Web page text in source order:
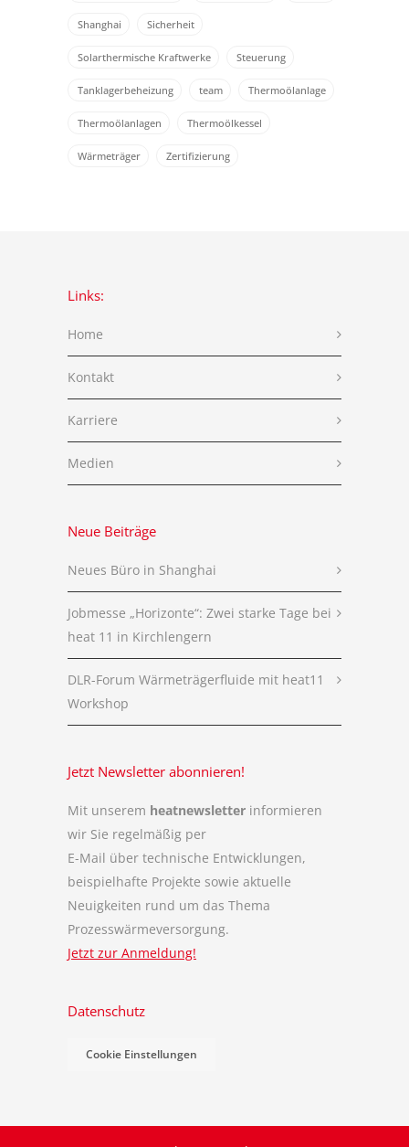
Shanghai Sicherheit
Solarthermische Kraftwerke Steuerung
Tanklagerbeheizung team Thermoölanlage
Thermoölanlagen Thermoölkessel
Wärmeträger Zertifizierung
Links:
Home
Kontakt
Karriere
Medien
Neue Beiträge
Neues Büro in Shanghai
Jobmesse „Horizonte“: Zwei starke Tage bei
heat 11 in Kirchlengern
DLR-Forum Wärmeträgerfluide mit heat11
Workshop
Jetzt Newsletter abonnieren!
Mit unserem heatnewsletter informieren
wir Sie regelmäßig per
E-Mail über technische Entwicklungen,
beispielhafte Projekte sowie aktuelle
Neuigkeiten rund um das Thema
Prozesswärmeversorgung.
Jetzt zur Anmeldung!
Datenschutz
Cookie Einstellungen